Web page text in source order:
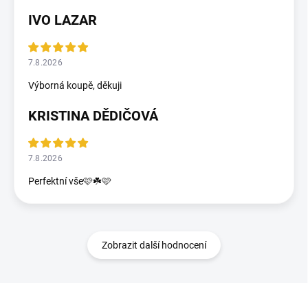
IVO LAZAR
7.8.2026
Výborná koupě, děkuji
KRISTINA DĚDIČOVÁ
7.8.2026
Perfektní vše🩷☘️🩷
Zobrazit další hodnocení